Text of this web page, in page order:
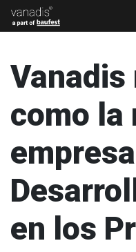
Vanadis
como la
en los